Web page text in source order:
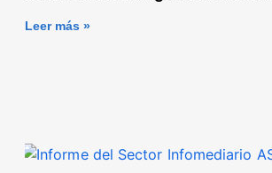
Leer más »